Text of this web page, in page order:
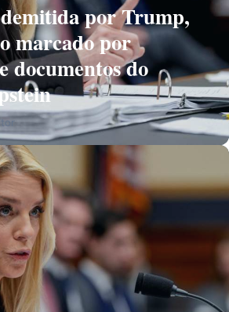
por Trump,
marcado por
documentos do